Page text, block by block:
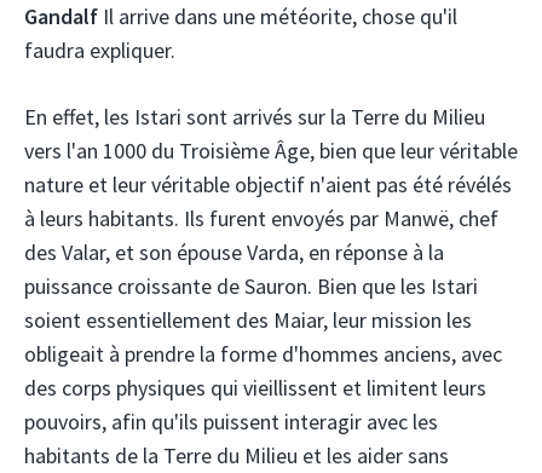
Gandalf Il arrive dans une météorite, chose qu'il
faudra expliquer.
En effet, les Istari sont arrivés sur la Terre du Milieu
vers l'an 1000 du Troisième Âge, bien que leur véritable
nature et leur véritable objectif n'aient pas été révélés
à leurs habitants. Ils furent envoyés par Manwë, chef
des Valar, et son épouse Varda, en réponse à la
puissance croissante de Sauron. Bien que les Istari
soient essentiellement des Maiar, leur mission les
obligeait à prendre la forme d'hommes anciens, avec
des corps physiques qui vieillissent et limitent leurs
pouvoirs, afin qu'ils puissent interagir avec les
habitants de la Terre du Milieu et les aider sans